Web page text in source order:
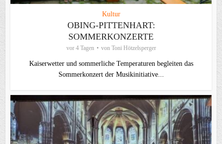
Kultur
OBING-PITTENHART:
SOMMERKONZERTE
vor 4 Tagen von Toni Hötzelsperger
Kaiserwetter und sommerliche Temperaturen begleiten das
Sommerkonzert der Musikinitiative...